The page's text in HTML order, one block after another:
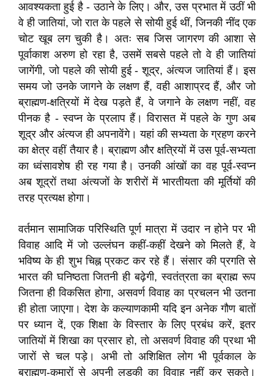
आवश्यकता हुई है - उठाने के लिए। और, उस प्रभात में उठीं भी
वे ही जातियां, जो रात के पहले से सोयी हुई थीं, जिनकी नींद एक
चोट खूब लग चुकी है। अतः सब जिस जागरण की आशा से
पूर्वाकाश अरुण हो रहा है, उसमें सबसे पहले तो वे ही जातियां
जागेंगी, जो पहले की सोयी हुई - शूद्र, अंत्यज जातियां हैं। इस
समय जो उनके जागने के लक्षण हैं, वही आशाप्रद हैं, और जो
ब्राह्मण-क्षत्रियों में देख पड़ते हैं, वे जगाने के लक्षण नहीं, वह
पीनक है - स्वप्न के प्रलाप हैं। विरासत में पहले के गुण अब
शूद्र और अंत्यज ही अपनावेंगे। यहां की सभ्यता के ग्रहण करने
का क्षेत्र वहीं तैयार है। ब्राह्मण और क्षत्रियों में उस पूर्व-सभ्यता
का ध्वंसावशेष ही रह गया है। उनकी आंखों का वह पूर्व-स्वप्न
अब शूद्रों तथा अंत्यजों के शरीरों में भारतीयता की मूर्तियों की
तरह प्रत्यक्ष होगा।
वर्तमान सामाजिक परिस्थिति पूर्ण मात्रा में उदार न होने पर भी
विवाह आदि में जो उल्लंघन कहीं-कहीं देखने को मिलते हैं, वे
भविष्य के ही शुभ चिह्न प्रकट कर रहे हैं। संसार की प्रगति से
भारत की घनिष्ठता जितनी ही बढ़ेगी, स्वतंत्रता का ब्राह्म रूप
जितना ही विकसित होगा, असवर्ण विवाह का प्रचलन भी उतना
ही होता जाएगा। देश के कल्याणकामी यदि इन अनेक गौण बातों
पर ध्यान दें, एक शिक्षा के विस्तार के लिए प्रबंध करें, इतर
जातियों में शिखा का प्रसार हो, तो असवर्ण विवाह की प्रथा भी
जारों से चल पड़े। अभी तो अशिक्षित लोग भी पूर्वकाल के
ब्राह्मण-कुमारों से अपनी लड़की का विवाह नहीं कर सकते।